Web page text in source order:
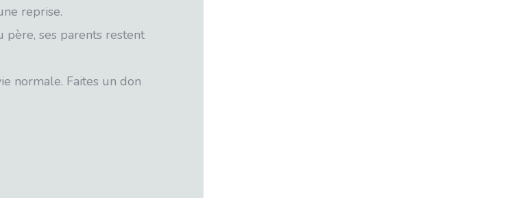
reprise.
ses parents restent
normale. Faites un don